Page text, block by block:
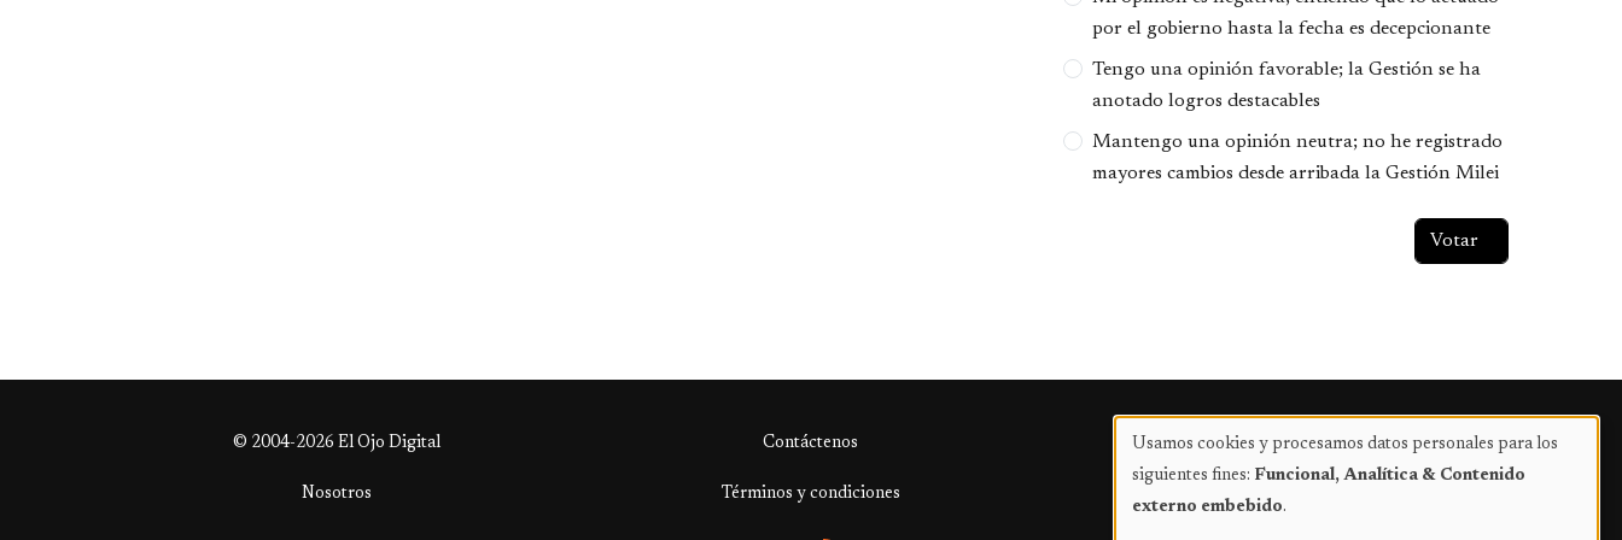
por el gobierno hasta la fecha es decepcionante
Tengo una opinión favorable; la Gestión se ha
anotado logros destacables
Mantengo una opinión neutra; no he registrado
mayores cambios desde arribada la Gestión Milei
© 2004-2026 El Ojo Digital Contáctenos Publicidad
Nosotros Términos y condiciones
Uso
de
Usamos cookies y procesamos datos personales para los
siguientes fines: Funcional, Analítica & Contenido
externo embebido.